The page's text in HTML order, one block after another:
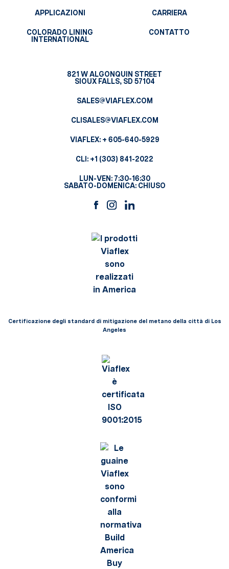
APPLICAZIONI
COLORADO LINING
INTERNATIONAL
CARRIERA
CONTATTO
821 W ALGONQUIN STREET
SIOUX FALLS, SD 57104
SALES@VIAFLEX.COM
CLISALES@VIAFLEX.COM
VIAFLEX: + 605-640-5929
CLI: +1 (303) 841-2022
LUN-VEN: 7:30-16:30
SABATO-DOMENICA: CHIUSO
Certificazione degli standard di mitigazione del metano della città di Los
Angeles